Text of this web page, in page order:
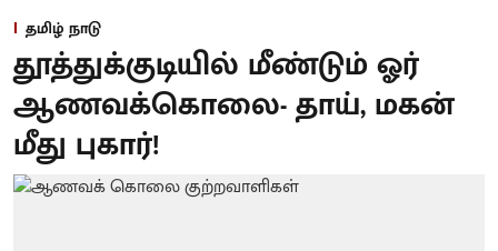
தமிழ் நாடு
தூத்துக்குடியில் மீண்டும் ஓர்
ஆணவக்கொலை- தாய், மகன்
மீது புகார்!